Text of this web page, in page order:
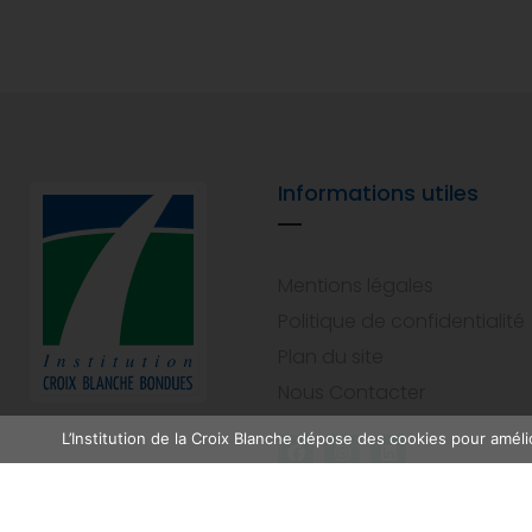
Informations utiles
L’Institution de la Croix Blanche dépose des cookies pour